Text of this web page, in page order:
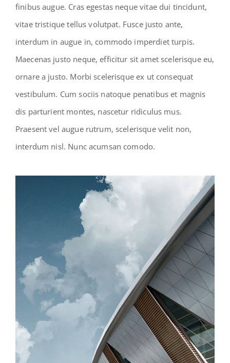
finibus augue. Cras egestas neque vitae dui tincidunt,
vitae tristique tellus volutpat. Fusce justo ante,
interdum in augue in, commodo imperdiet turpis.
Maecenas justo neque, efficitur sit amet scelerisque eu,
ornare a justo. Morbi scelerisque ex ut consequat
vestibulum. Cum sociis natoque penatibus et magnis
dis parturient montes, nascetur ridiculus mus.
Praesent vel augue rutrum, scelerisque velit non,
interdum nisl. Nunc acumsan comodo.